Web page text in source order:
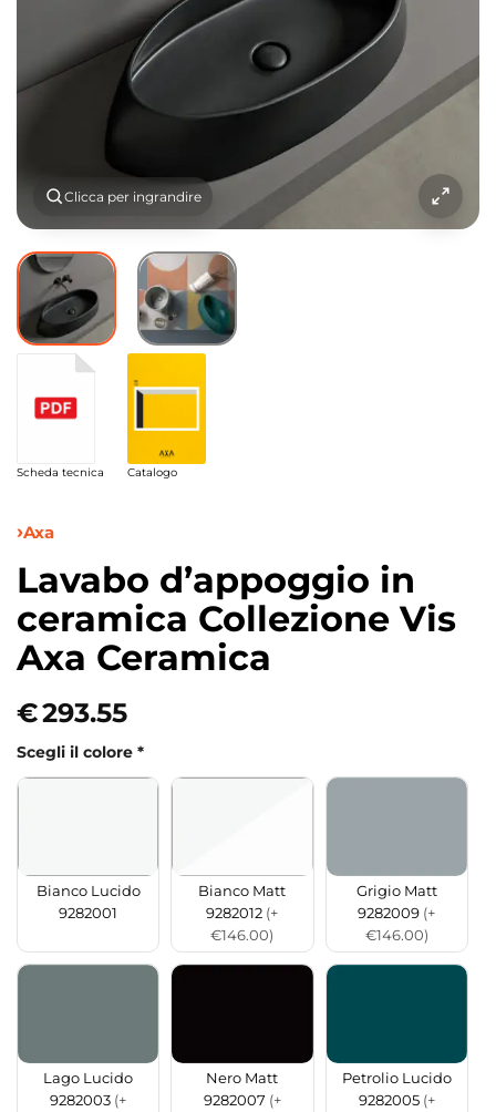
Clicca per ingrandire
Scheda tecnica Catalogo
Axa
Lavabo d’appoggio in
ceramica Collezione Vis
Axa Ceramica
€293.55
Scegli il colore *
Bianco Lucido
9282001
Bianco Matt
9282012 (+
€146.00)
Grigio Matt
9282009 (+
€146.00)
Lago Lucido
9282003 (+
Nero Matt
9282007 (+
Petrolio Lucido
9282005 (+